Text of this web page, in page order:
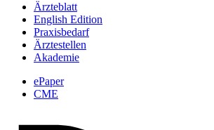
Ärzteblatt
English Edition
Praxisbedarf
Ärztestellen
Akademie
ePaper
CME